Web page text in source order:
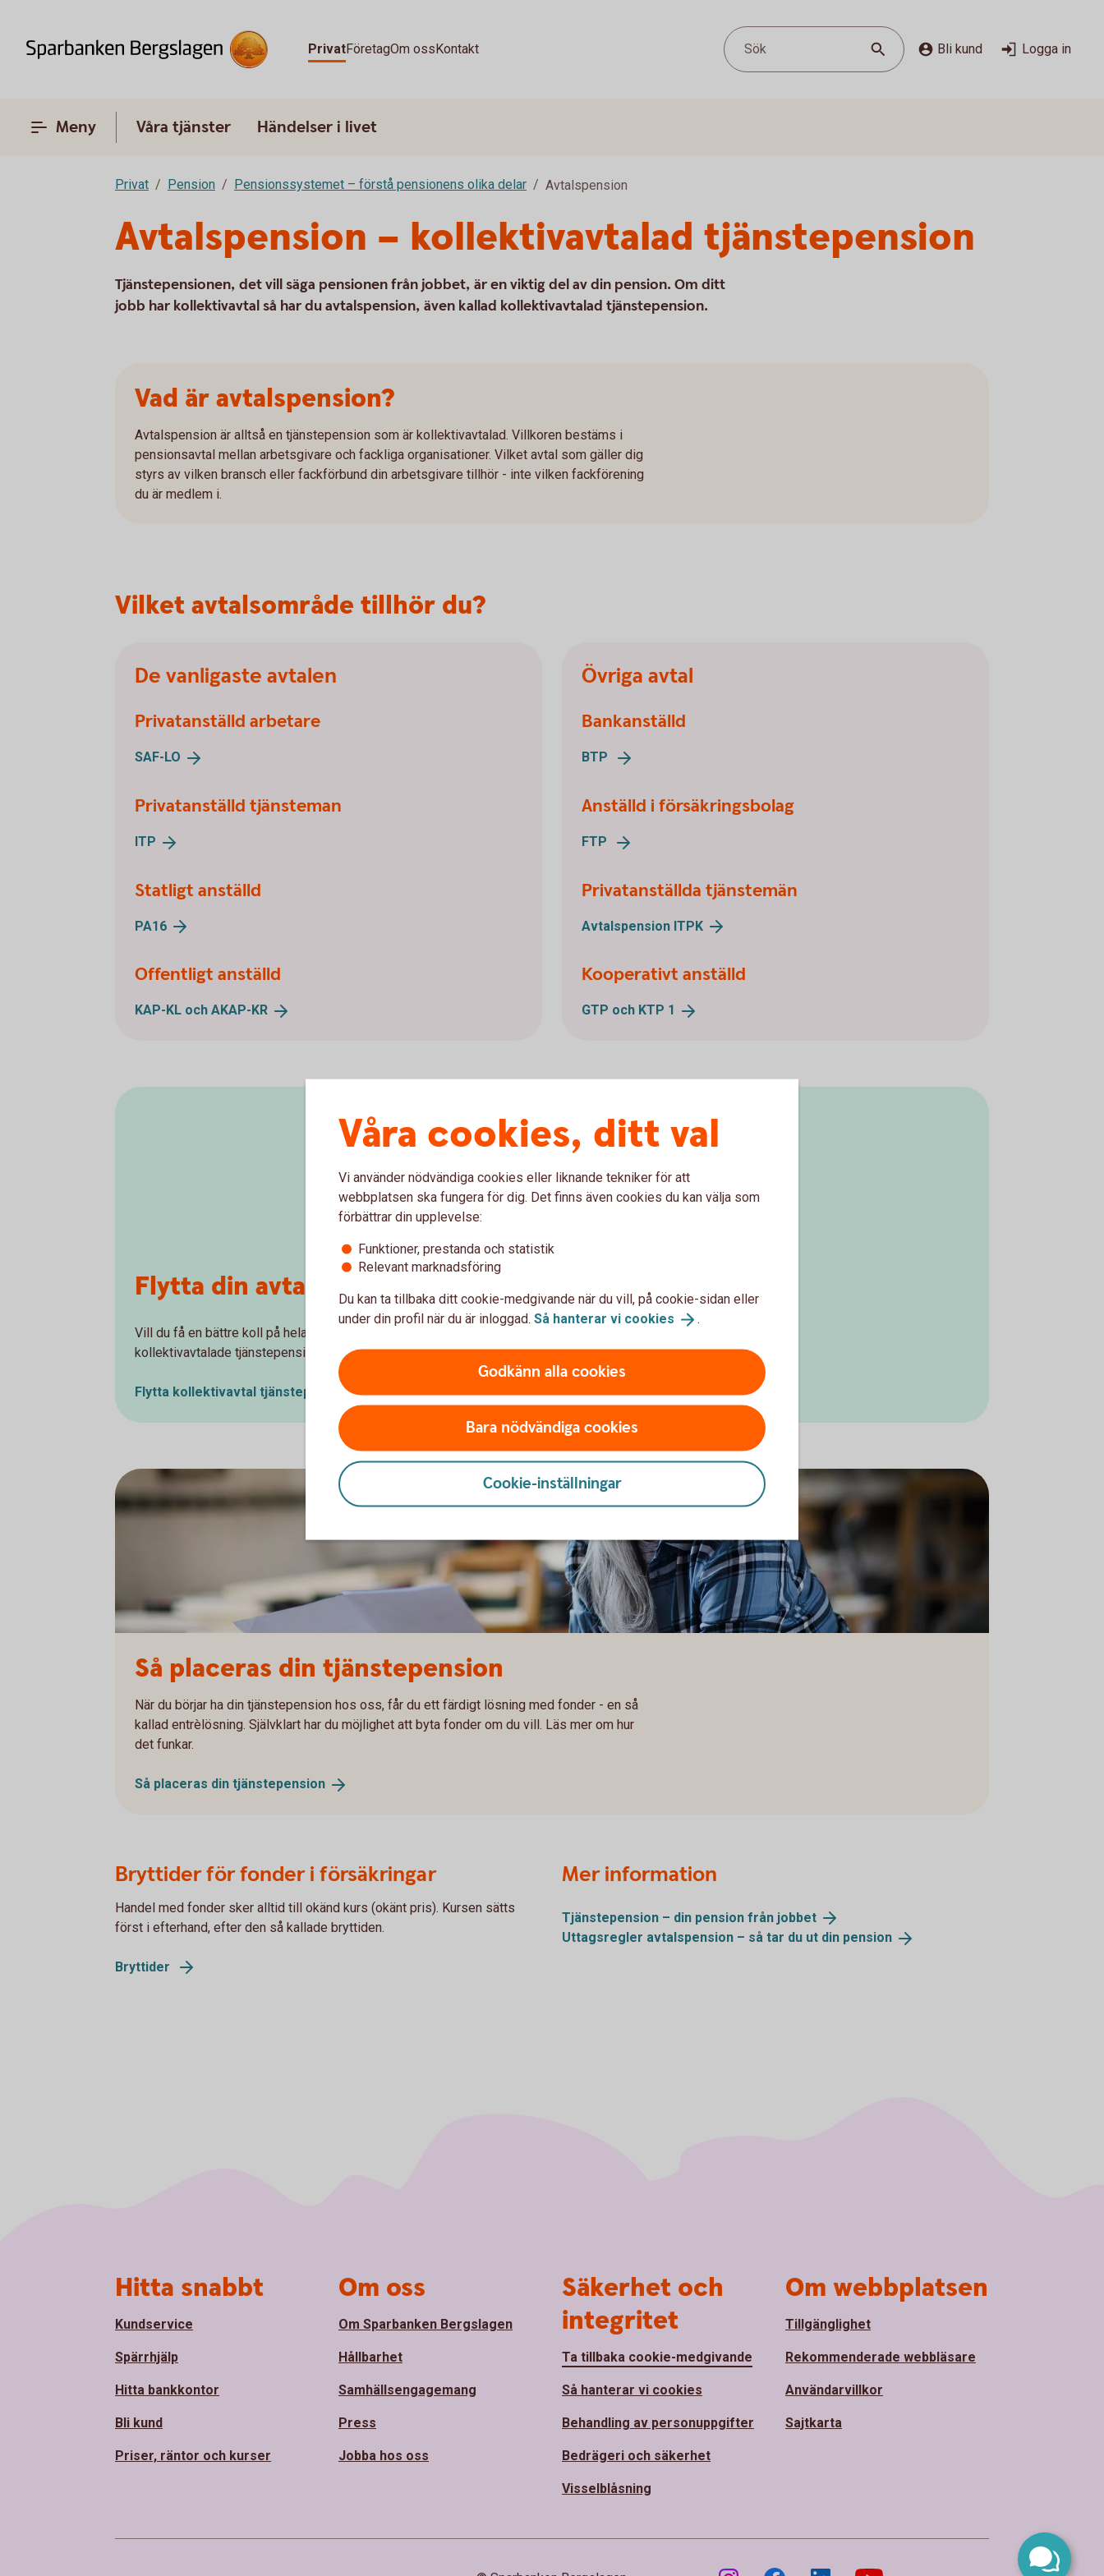
PrivatFöretagOm ossKontakt Sök Bli kund Logga in
Meny Våra tjänster Händelser i livet
Privat Pension Pensionssystemet – förstå pensionens olika delar Avtalspension
Avtalspension – kollektivavtalad tjänstepension
Tjänstepensionen, det vill säga pensionen från jobbet, är en viktig del av din pension. Om ditt
jobb har kollektivavtal så har du avtalspension, även kallad kollektivavtalad tjänstepension.
Vad är avtalspension?
Avtalspension är alltså en tjänstepension som är kollektivavtalad. Villkoren bestäms i
pensionsavtal mellan arbetsgivare och fackliga organisationer. Vilket avtal som gäller dig
styrs av vilken bransch eller fackförbund din arbetsgivare tillhör - inte vilken fackförening
du är medlem i.
Vilket avtalsområde tillhör du?
De vanligaste avtalen
Privatanställd arbetare
SAF-LO
Privatanställd tjänsteman
ITP
Statligt anställd
PA16
Offentligt anställd
KAP-KL och AKAP-KR
Övriga avtal
Bankanställd
BTP
Anställd i försäkringsbolag
FTP
Privatanställda tjänstemän
Avtalspension ITPK
Kooperativt anställd
GTP och KTP 1
Få bättre koll
Flytta din avtalspension till oss
Vill du få en bättre koll på hela din pension? Då kan det vara en idé att flytta din
kollektivavtalade tjänstepension - avtalspensionen - till oss.
Flytta kollektivavtal tjänstepension
Så placeras din tjänstepension
När du börjar ha din tjänstepension hos oss, får du ett färdigt lösning med fonder - en så
kallad entrèlösning. Självklart har du möjlighet att byta fonder om du vill. Läs mer om hur
det funkar.
Så placeras din tjänstepension
Bryttider för fonder i försäkringar
Handel med fonder sker alltid till okänd kurs (okänt pris). Kursen sätts
först i efterhand, efter den så kallade bryttiden.
Bryttider
Mer information
Tjänstepension – din pension från jobbet
Uttagsregler avtalspension – så tar du ut din pension
Våra cookies, ditt val
Vi använder nödvändiga cookies eller liknande tekniker för att
webbplatsen ska fungera för dig. Det finns även cookies du kan välja som
förbättrar din upplevelse:
Funktioner, prestanda och statistik
Relevant marknadsföring
Du kan ta tillbaka ditt cookie-medgivande när du vill, på cookie-sidan eller
under din profil när du är inloggad. Så hanterar vi cookies .
Godkänn alla cookies
Bara nödvändiga cookies
Cookie-inställningar
Hitta snabbt
Kundservice
Spärrhjälp
Hitta bankkontor
Bli kund
Priser, räntor och kurser
Om oss
Om Sparbanken Bergslagen
Hållbarhet
Samhällsengagemang
Press
Jobba hos oss
Säkerhet och
integritet
Ta tillbaka cookie-medgivande
Så hanterar vi cookies
Behandling av personuppgifter
Bedrägeri och säkerhet
Visselblåsning
Om webbplatsen
Tillgänglighet
Rekommenderade webbläsare
Användarvillkor
Sajtkarta